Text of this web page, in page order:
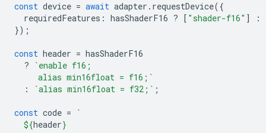
const device = await adapter . requestDevice({
requiredFeatures : hasShaderF16 ? [ "shader-f16" ] :
});
const header = hasShaderF16
?
`enable f16;
     alias min16float = f16;`
:
`alias min16float = f32;` ;
const code =
`
${header}